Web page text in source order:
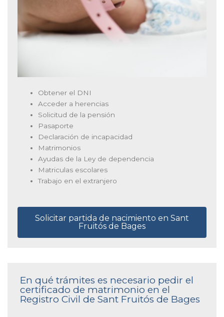
Obtener el DNI
Acceder a herencias
Solicitud de la pensión
Pasaporte
Declaración de incapacidad
Matrimonios
Ayudas de la Ley de dependencia
Matriculas escolares
Trabajo en el extranjero
Solicitar partida de nacimiento en Sant
Fruitós de Bages
En qué trámites es necesario pedir el
certificado de matrimonio en el
Registro Civil de Sant Fruitós de Bages